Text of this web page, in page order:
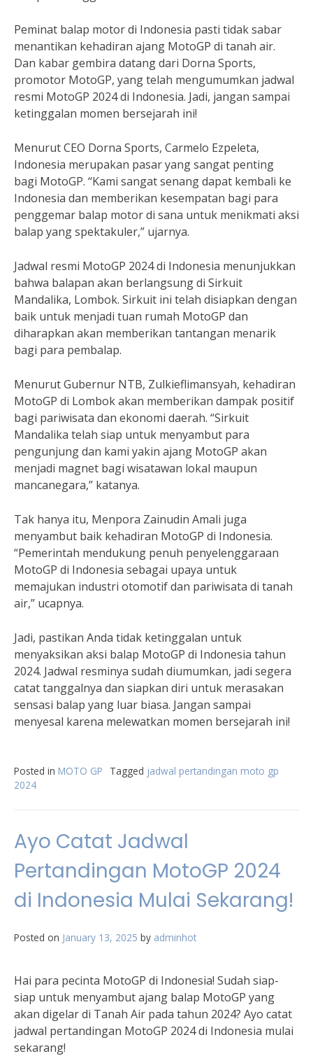
Peminat balap motor di Indonesia pasti tidak sabar
menantikan kehadiran ajang MotoGP di tanah air.
Dan kabar gembira datang dari Dorna Sports,
promotor MotoGP, yang telah mengumumkan jadwal
resmi MotoGP 2024 di Indonesia. Jadi, jangan sampai
ketinggalan momen bersejarah ini!
Menurut CEO Dorna Sports, Carmelo Ezpeleta,
Indonesia merupakan pasar yang sangat penting
bagi MotoGP. “Kami sangat senang dapat kembali ke
Indonesia dan memberikan kesempatan bagi para
penggemar balap motor di sana untuk menikmati aksi
balap yang spektakuler,” ujarnya.
Jadwal resmi MotoGP 2024 di Indonesia menunjukkan
bahwa balapan akan berlangsung di Sirkuit
Mandalika, Lombok. Sirkuit ini telah disiapkan dengan
baik untuk menjadi tuan rumah MotoGP dan
diharapkan akan memberikan tantangan menarik
bagi para pembalap.
Menurut Gubernur NTB, Zulkieflimansyah, kehadiran
MotoGP di Lombok akan memberikan dampak positif
bagi pariwisata dan ekonomi daerah. “Sirkuit
Mandalika telah siap untuk menyambut para
pengunjung dan kami yakin ajang MotoGP akan
menjadi magnet bagi wisatawan lokal maupun
mancanegara,” katanya.
Tak hanya itu, Menpora Zainudin Amali juga
menyambut baik kehadiran MotoGP di Indonesia.
“Pemerintah mendukung penuh penyelenggaraan
MotoGP di Indonesia sebagai upaya untuk
memajukan industri otomotif dan pariwisata di tanah
air,” ucapnya.
Jadi, pastikan Anda tidak ketinggalan untuk
menyaksikan aksi balap MotoGP di Indonesia tahun
2024. Jadwal resminya sudah diumumkan, jadi segera
catat tanggalnya dan siapkan diri untuk merasakan
sensasi balap yang luar biasa. Jangan sampai
menyesal karena melewatkan momen bersejarah ini!
Posted in MOTO GP Tagged jadwal pertandingan moto gp
2024
Ayo Catat Jadwal
Pertandingan MotoGP 2024
di Indonesia Mulai Sekarang!
Posted on January 13, 2025 by adminhot
Hai para pecinta MotoGP di Indonesia! Sudah siap-
siap untuk menyambut ajang balap MotoGP yang
akan digelar di Tanah Air pada tahun 2024? Ayo catat
jadwal pertandingan MotoGP 2024 di Indonesia mulai
sekarang!